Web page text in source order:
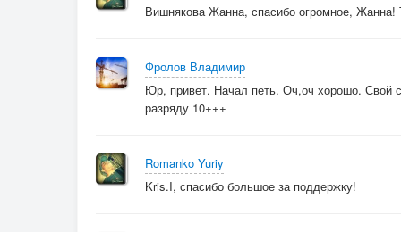
Вишнякова Жанна, спасибо огромное, Жанна!
Фролов Владимир
Юр, привет. Начал петь. Оч,оч хорошо. Свой
разряду 10+++
Romanko Yuriy
Kris.I, спасибо большое за поддержку!